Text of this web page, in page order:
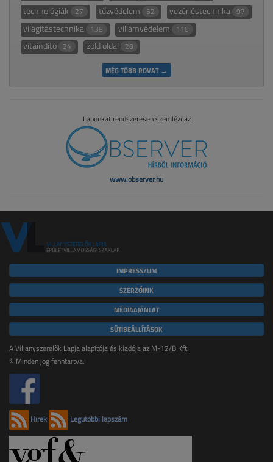
technológiák 27 tűzvédelem 52 vezérléstechnika 97
világítástechnika 138 villámvédelem 110
vitaindító 34 zöld oldal 28
MÉG TÖBB ROVAT →
Lapunkat rendszeresen szemlézi az
www.observer.hu
IMPRESSZUM
SZERZŐINK
MÉDIAAJÁNLAT
SÜTIBEÁLLÍTÁSOK
A Villanyszerelők Lapja alapítója és kiadója az M-12/B Kft.
© Minden jog fenntartva.
Hírek Legutóbbi lapszám